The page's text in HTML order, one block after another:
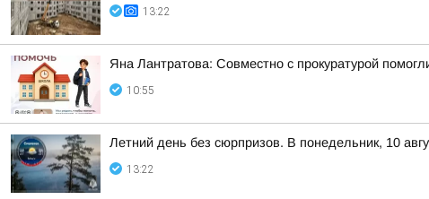
13:22
Яна Лантратова: Совместно с прокуратурой
10:55
Летний день без сюрпризов. В понедельник, 10
13:22